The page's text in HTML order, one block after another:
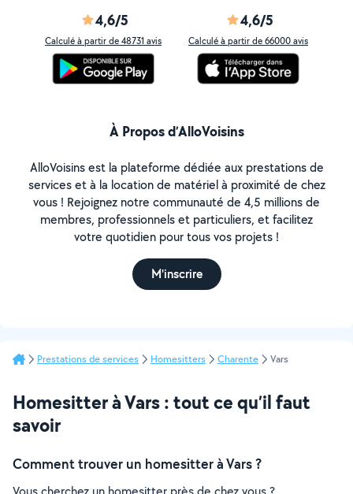
4,6/5
Calculé à partir de 48731 avis
4,6/5
Calculé à partir de 66000 avis
À Propos d’AlloVoisins
AlloVoisins est la plateforme dédiée aux prestations de
services et à la location de matériel à proximité de chez
vous ! Rejoignez notre communauté de 4,5 millions de
membres, professionnels et particuliers, et facilitez
votre quotidien pour tous vos projets !
M'inscrire
Prestations de services Homesitters Charente Vars
Homesitter à Vars : tout ce qu’il faut
savoir
Comment trouver un homesitter à Vars ?